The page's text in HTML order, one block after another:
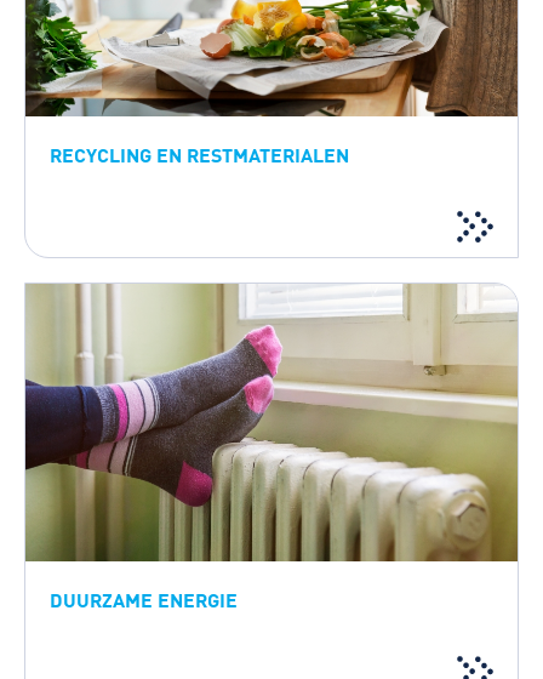
RECYCLING EN RESTMATERIALEN
DUURZAME ENERGIE